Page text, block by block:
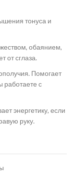
тонуса и
обаянием,
от сглаза.
Помогает
работаете с
энергетику, если
руку.